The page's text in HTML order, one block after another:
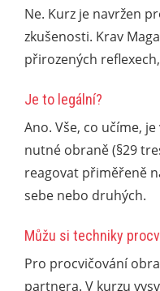
Ne. Kurz je navržen
zkušenosti. Krav
přirozených
Je to legální?
Ano. Vše, co učíme,
nutné obraně (§29
reagovat přiměřeně
sebe nebo druhých.
Můžu si techniky
Pro procvičování
partnera. V kurzu